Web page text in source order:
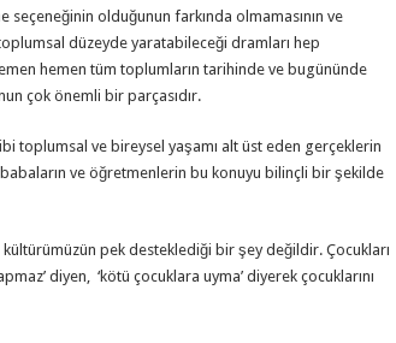
seçeneğinin olduğunun farkında olmamasının ve
düzeyde yaratabileceği dramları hep
hemen tüm toplumların tarihinde ve bugününde
çok önemli bir parçasıdır.
toplumsal ve bireysel yaşamı alt üst eden gerçeklerin
ve öğretmenlerin bu konuyu bilinçli bir şekilde
kültürümüzün pek desteklediği bir şey değildir. Çocukları
diyen, ‘kötü çocuklara uyma’ diyerek çocuklarını